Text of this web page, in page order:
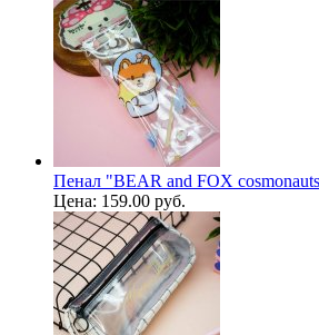
Пенал "BEAR and FOX
Цена: 159.00 руб.